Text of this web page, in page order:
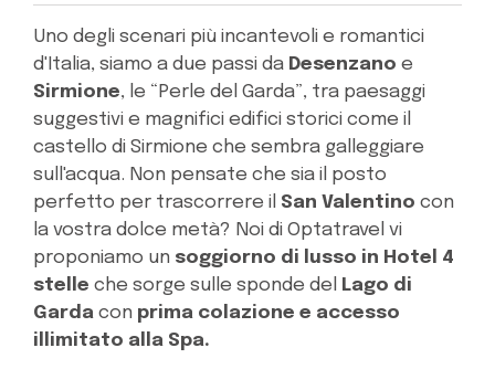
Uno degli scenari più incantevoli e romantici
d'Italia, siamo a due passi da Desenzano e
Sirmione, le “Perle del Garda”, tra paesaggi
suggestivi e magnifici edifici storici come il
castello di Sirmione che sembra galleggiare
sull'acqua. Non pensate che sia il posto
perfetto per trascorrere il San Valentino con
la vostra dolce metà? Noi di Optatravel vi
proponiamo un soggiorno di lusso in Hotel 4
stelle che sorge sulle sponde del
Lago di
Garda con prima colazione e accesso
illimitato alla Spa.